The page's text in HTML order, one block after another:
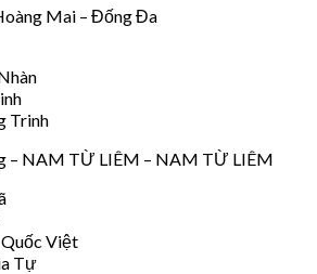
Mai – Đống Đa
Trinh
– NAM TỪ LIÊM – NAM TỪ LIÊM
Việt
Tự